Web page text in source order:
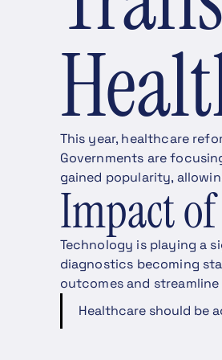
This year, healthcare
Governments are
gained popularity,
Impact
Technology is playing a
diagnostics becoming
outcomes and
Healthcare should be